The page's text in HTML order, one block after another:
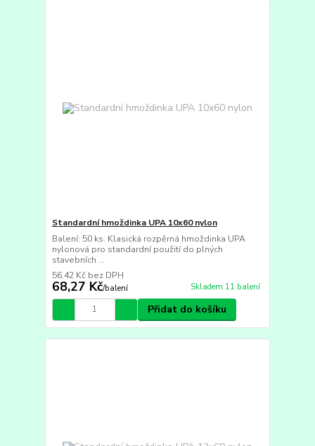
Standardní hmoždinka UPA 10x60 nylon
Balení: 50 ks. Klasická rozpěrná hmoždinka UPA
nylonová pro standardní použití do plných
stavebních ...
68,27 Kč/balení
56,42 Kč bez DPH
Skladem 11 balení
Přidat do košíku